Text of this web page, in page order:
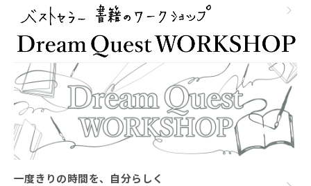
一度きりの時間を、自分らしく